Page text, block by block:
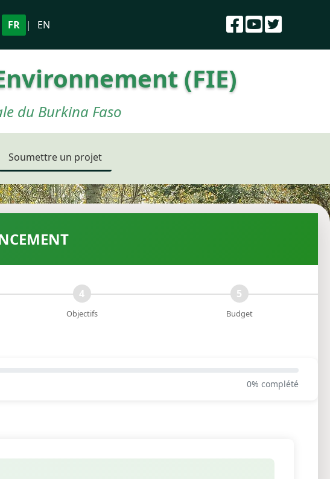
FR | EN
(FIE)
du Burkina Faso
Soumettre un projet
4
Objectifs
5
Budget
0% complété